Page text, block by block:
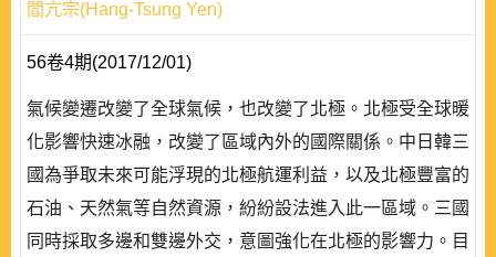
閻亢宗(Hang-Tsung Yen)
56卷4期(2017/12/01)
氣候變遷改變了全球氣候，也改變了北極。北極受全球暖
化影響快速冰融，改變了區域內外的國際關係。中日韓三
國為爭取未來可能浮現的北極航運利益，以及北極豐富的
石油、天然氣等自然資源，紛紛設法進入此一區域。三國
同時採取多邊和雙邊外交，意圖強化在北極的影響力。目